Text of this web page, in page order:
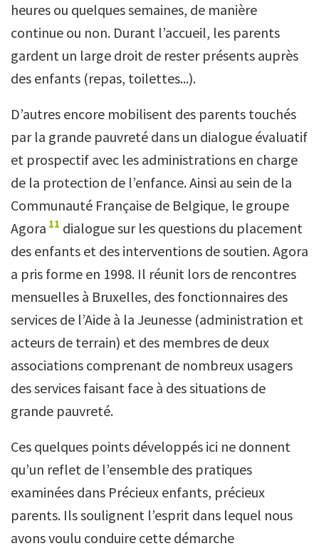
heures ou quelques semaines, de manière
continue ou non. Durant l’accueil, les parents
gardent un large droit de rester présents auprès
des enfants (repas, toilettes...).
D’autres encore mobilisent des parents touchés
par la grande pauvreté dans un dialogue évaluatif
et prospectif avec les administrations en charge
de la protection de l’enfance. Ainsi au sein de la
Communauté Française de Belgique, le groupe
Agora 11 dialogue sur les questions du placement
des enfants et des interventions de soutien. Agora
a pris forme en 1998. Il réunit lors de rencontres
mensuelles à Bruxelles, des fonctionnaires des
services de l’Aide à la Jeunesse (administration et
acteurs de terrain) et des membres de deux
associations comprenant de nombreux usagers
des services faisant face à des situations de
grande pauvreté.
Ces quelques points développés ici ne donnent
qu’un reflet de l’ensemble des pratiques
examinées dans Précieux enfants, précieux
parents. Ils soulignent l’esprit dans lequel nous
avons voulu conduire cette démarche